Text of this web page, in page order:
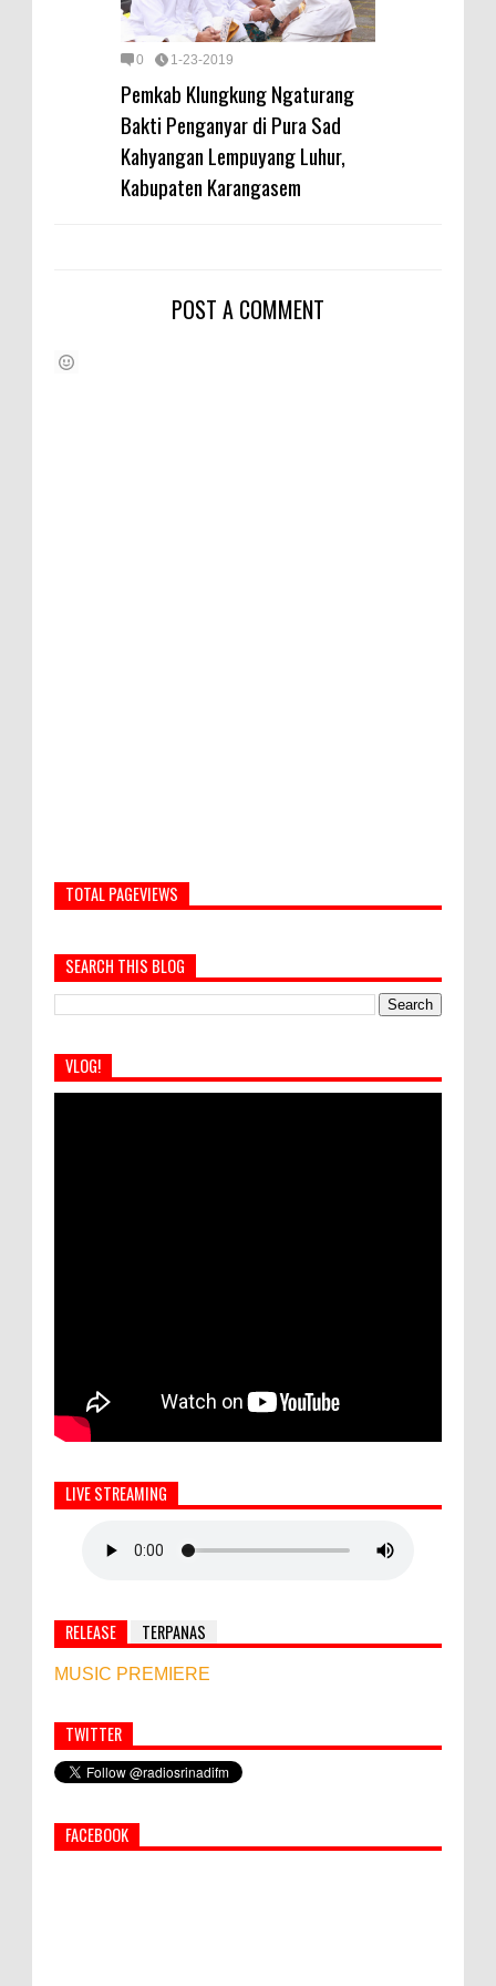
0 1-23-2019
Pemkab Klungkung Ngaturang
Bakti Penganyar di Pura Sad
Kahyangan Lempuyang Luhur,
Kabupaten Karangasem
POST A COMMENT
TOTAL PAGEVIEWS
SEARCH THIS BLOG
VLOG!
LIVE STREAMING
RELEASE TERPANAS
MUSIC PREMIERE
Simbol Persahabatan, RI Bangun Islamic Centre di
Afghanistan
PEMKAB KLUNGKUNG GELAR PASAR
TWITTER
FACEBOOK